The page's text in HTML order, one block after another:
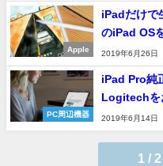
Apple
iPadだけで
のiPad OS
2019年6月26日
PC周辺機器
iPad Pro純
Logitechを
2019年6月14日
1 / 2